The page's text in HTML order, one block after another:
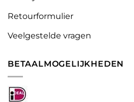
Retourformulier
Veelgestelde vragen
BETAALMOGELIJKHEDEN